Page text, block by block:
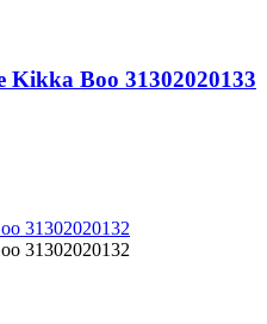
Kikka Boo 31302020133